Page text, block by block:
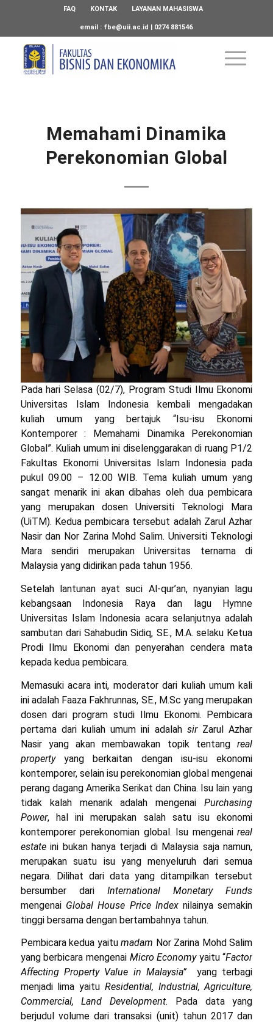
FAQ KONTAK LAYANAN MAHASISWA
email : fbe@uii.ac.id | 0274 881546
Memahami Dinamika
Perekonomian Global
Pada hari Selasa (02/7), Program Studi Ilmu Ekonomi
Universitas Islam Indonesia kembali mengadakan
kuliah umum yang bertajuk “Isu-isu Ekonomi
Kontemporer : Memahami Dinamika Perekonomian
Global”. Kuliah umum ini diselenggarakan di ruang P1/2
Fakultas Ekonomi Universitas Islam Indonesia pada
pukul 09.00 – 12.00 WIB. Tema kuliah umum yang
sangat menarik ini akan dibahas oleh dua pembicara
yang merupakan dosen Universiti Teknologi Mara
(UiTM). Kedua pembicara tersebut adalah Zarul Azhar
Nasir dan Nor Zarina Mohd Salim. Universiti Teknologi
Mara sendiri merupakan Universitas ternama di
Malaysia yang didirikan pada tahun 1956.
Setelah lantunan ayat suci Al-qur’an, nyanyian lagu
kebangsaan Indonesia Raya dan lagu Hymne
Universitas Islam Indonesia acara selanjutnya adalah
sambutan dari Sahabudin Sidiq, SE., M.A. selaku Ketua
Prodi Ilmu Ekonomi dan penyerahan cendera mata
kepada kedua pembicara.
Memasuki acara inti, moderator dari kuliah umum kali
ini adalah Faaza Fakhrunnas, SE., M.Sc yang merupakan
dosen dari program studi Ilmu Ekonomi. Pembicara
pertama dari kuliah umum ini adalah sirZarul Azhar
Nasir yang akan membawakan topik tentangreal
property yang berkaitan dengan isu-isu ekonomi
kontemporer, selain isu perekonomian global mengenai
perang dagang Amerika Serikat dan China. Isu lain yang
tidak kalah menarik adalah mengenaiPurchasing
Power, hal ini merupakan salah satu isu ekonomi
kontemporer perekonomian global. Isu mengenaireal
estateini bukan hanya terjadi di Malaysia saja namun,
merupakan suatu isu yang menyeluruh dari semua
negara. Dilihat dari data yang ditampilkan tersebut
bersumber dari International Monetary Funds
mengenai Global House Price Indexnilainya semakin
tinggi bersama dengan bertambahnya tahun.
Pembicara kedua yaitumadam Nor Zarina Mohd Salim
yang berbicara mengenai Micro Economyyaitu “Factor
Affecting Property Value in Malaysia” yang terbagi
menjadi lima yaitu Residential, Industrial, Agriculture,
Commercial, Land Development. Pada data yang
berjudul volume dari transaksi (unit) tahun 2017 dan